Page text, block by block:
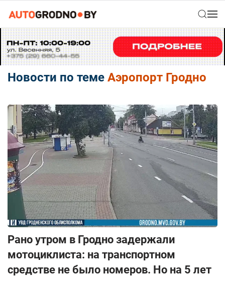
Новости по теме Аэропорт Гродно
Рано утром в Гродно задержали
мотоциклиста: на транспортном
средстве не было номеров. Но на 5 лет